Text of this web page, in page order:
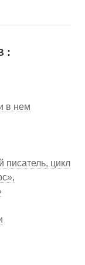
в нем
писатель, цикл